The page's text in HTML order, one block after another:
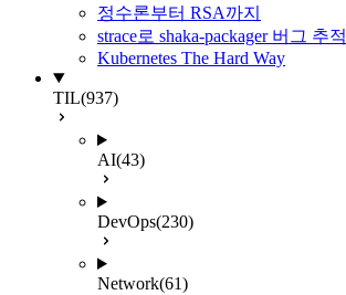
정수론부터 RSA까지
strace로 shaka-packager 버그 추적
Kubernetes The Hard Way
TIL(937)
AI(43)
DevOps(230)
Network(61)